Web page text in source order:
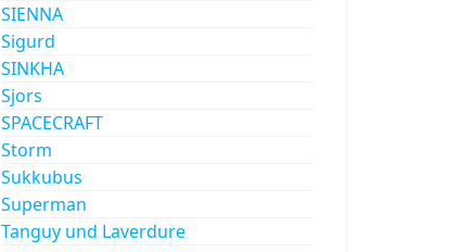
SIENNA
Sigurd
SINKHA
Sjors
SPACECRAFT
Storm
Sukkubus
Superman
Tanguy und Laverdure